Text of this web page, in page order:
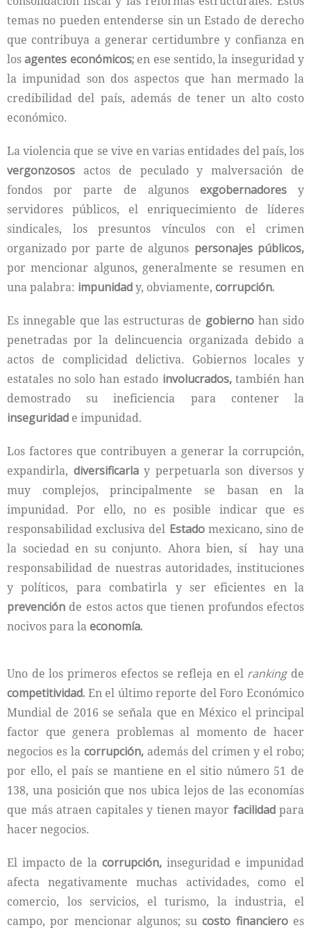
temas no pueden entenderse sin un Estado de derecho
que contribuya a generar certidumbre y confianza en
losagentes económicos;en ese sentido, la inseguridad y
la impunidad son dos aspectos que han mermado la
credibilidad del país, además de tener un alto costo
económico.
La violencia que se vive en varias entidades del país, los
vergonzosos actos de peculado y malversación de
fondos por parte de algunos exgobernadores y
servidores públicos, el enriquecimiento de líderes
sindicales, los presuntos vínculos con el crimen
organizado por parte de algunos personajes públicos,
por mencionar algunos, generalmente se resumen en
una palabra: impunidady, obviamente, corrupción.
Es innegable que las estructuras de gobierno han sido
penetradas por la delincuencia organizada debido a
actos de complicidad delictiva. Gobiernos locales y
estatales no solo han estado involucrados,también han
demostrado su ineficiencia para contener la
inseguridad e impunidad.
Los factores que contribuyen a generar la corrupción,
expandirla, diversificarlay perpetuarla son diversos y
muy complejos, principalmente se basan en la
impunidad. Por ello, no es posible indicar que es
responsabilidad exclusiva del Estadomexicano, sino de
la sociedad en su conjunto. Ahora bien, sí hay una
responsabilidad de nuestras autoridades, instituciones
y políticos, para combatirla y ser eficientes en la
prevención de estos actos que tienen profundos efectos
nocivos para laeconomía.
Uno de los primeros efectos se refleja en el rankingde
competitividad. En el último reporte del Foro Económico
Mundial de 2016 se señala que en México el principal
factor que genera problemas al momento de hacer
negocios es la corrupción, además del crimen y el robo;
por ello, el país se mantiene en el sitio número 51 de
138, una posición que nos ubica lejos de las economías
que más atraen capitales y tienen mayor facilidadpara
hacer negocios.
El impacto de la corrupción,inseguridad e impunidad
afecta negativamente muchas actividades, como el
comercio, los servicios, el turismo, la industria, el
campo, por mencionar algunos; sucosto financieroes